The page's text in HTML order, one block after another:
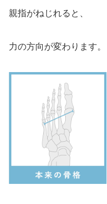
親指がねじれると、
力の方向が変わります。